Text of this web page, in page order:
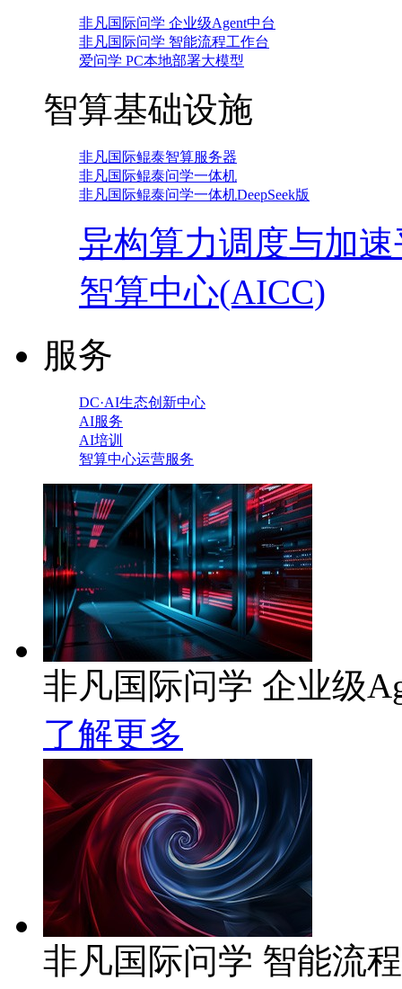
非凡国际问学 企业级Agent中台
非凡国际问学 智能流程工作台
爱问学 PC本地部署大模型
智算基础设施
非凡国际鲲泰智算服务器
非凡国际鲲泰问学一体机
非凡国际鲲泰问学一体机DeepSeek版
异构算力调度与加
智算中心(AICC)
服务
DC·AI生态创新中心
AI服务
AI培训
智算中心运营服务
非凡国际问学 企业级
了解更多
非凡国际问学 智能流